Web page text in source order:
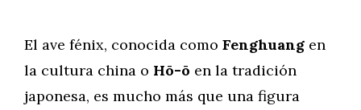
El ave fénix, conocida como Fenghuang en
la cultura china o Hō-ō en la tradición
japonesa, es mucho más que una figura